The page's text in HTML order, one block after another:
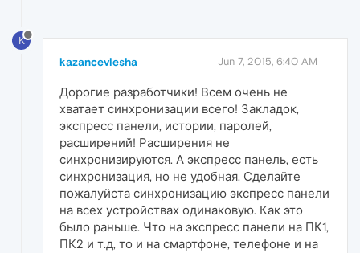
K
kazancevlesha Jun 7, 2015, 6:40 AM
Дорогие разработчики! Всем очень не
хватает синхронизации всего! Закладок,
экспресс панели, истории, паролей,
расширений! Расширения не
синхронизируются. А экспресс панель, есть
синхронизация, но не удобная. Сделайте
пожалуйста синхронизацию экспресс панели
на всех устройствах одинаковую. Как это
было раньше. Что на экспресс панели на ПК1,
ПК2 и т.д, то и на смартфоне, телефоне и на